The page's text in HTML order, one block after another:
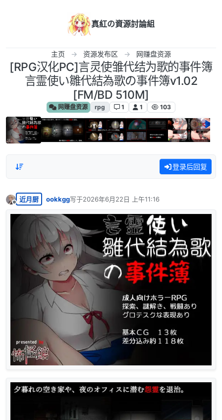
真紅の資源討論組
主页 资源发布区 网赚盘资源
[RPG汉化PC]言灵使雏代结为歌的事件簿
言霊使い雛代結為歌の事件簿v1.02
[FM/BD 510M]
网赚盘资源 rpg 1 1 103
登录后回复
离线
近月厨 ookkgg写于2026年6月22日 上午11:16
最后由 编辑